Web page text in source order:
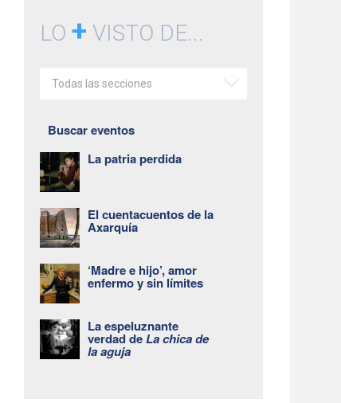
LO+ VISTO DE...
Todas las secciones
Buscar eventos
La patria perdida
El cuentacuentos de la
Axarquía
‘Madre e hijo’, amor
enfermo y sin límites
La espeluznante
verdad deLa chica de
la aguja